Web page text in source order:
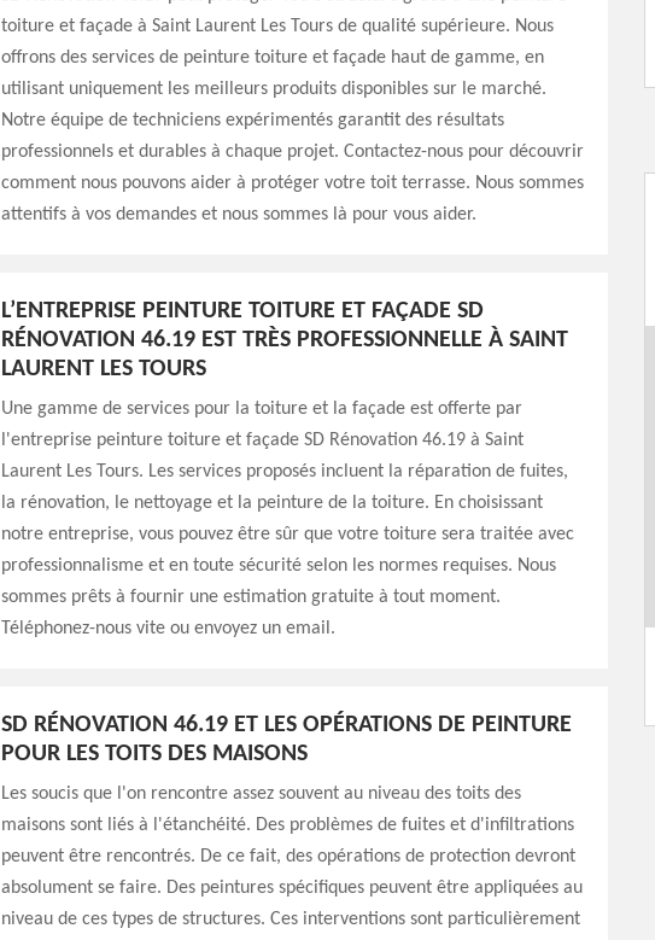
toiture et façade à Saint Laurent Les Tours de qualité supérieure. Nous
offrons des services de peinture toiture et façade haut de gamme, en
utilisant uniquement les meilleurs produits disponibles sur le marché.
Notre équipe de techniciens expérimentés garantit des résultats
professionnels et durables à chaque projet. Contactez-nous pour découvrir
comment nous pouvons aider à protéger votre toit terrasse. Nous sommes
attentifs à vos demandes et nous sommes là pour vous aider.
L’ENTREPRISE PEINTURE TOITURE ET FAÇADE SD
RÉNOVATION 46.19 EST TRÈS PROFESSIONNELLE À SAINT
LAURENT LES TOURS
Une gamme de services pour la toiture et la façade est offerte par
l'entreprise peinture toiture et façade SD Rénovation 46.19 à Saint
Laurent Les Tours. Les services proposés incluent la réparation de fuites,
la rénovation, le nettoyage et la peinture de la toiture. En choisissant
notre entreprise, vous pouvez être sûr que votre toiture sera traitée avec
professionnalisme et en toute sécurité selon les normes requises. Nous
sommes prêts à fournir une estimation gratuite à tout moment.
Téléphonez-nous vite ou envoyez un email.
SD RÉNOVATION 46.19 ET LES OPÉRATIONS DE PEINTURE
POUR LES TOITS DES MAISONS
Les soucis que l'on rencontre assez souvent au niveau des toits des
maisons sont liés à l'étanchéité. Des problèmes de fuites et d'infiltrations
peuvent être rencontrés. De ce fait, des opérations de protection devront
absolument se faire. Des peintures spécifiques peuvent être appliquées au
niveau de ces types de structures. Ces interventions sont particulièrement